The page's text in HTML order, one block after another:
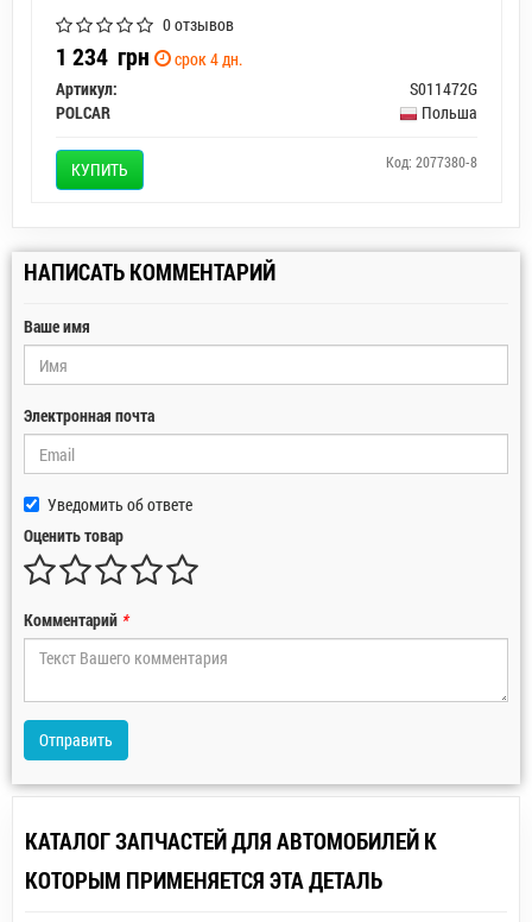
0 отзывов
1 234 грн
срок 4 дн.
Артикул:
S011472G
POLCAR
Польша
КУПИТЬ Код: 2077380-8
НАПИСАТЬ КОММЕНТАРИЙ
Ваше имя
Электронная почта
Уведомить об ответе
Оценить товар
Комментарий *
Отправить
КАТАЛОГ ЗАПЧАСТЕЙ ДЛЯ АВТОМОБИЛЕЙ К
КОТОРЫМ ПРИМЕНЯЕТСЯ ЭТА ДЕТАЛЬ